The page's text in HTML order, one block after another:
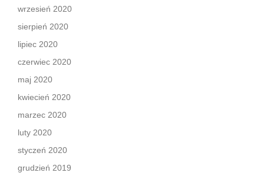
wrzesień 2020
sierpień 2020
lipiec 2020
czerwiec 2020
maj 2020
kwiecień 2020
marzec 2020
luty 2020
styczeń 2020
grudzień 2019